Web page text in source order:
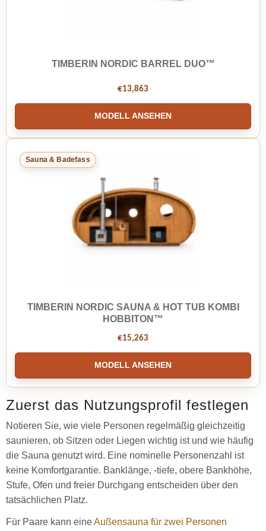
TIMBERIN NORDIC BARREL DUO™
€13,863
MODELL ANSEHEN
Sauna & Badefass
TIMBERIN NORDIC SAUNA & HOT TUB KOMBI
HOBBITON™
€15,263
MODELL ANSEHEN
Zuerst das Nutzungsprofil festlegen
Notieren Sie, wie viele Personen regelmäßig gleichzeitig
saunieren, ob Sitzen oder Liegen wichtig ist und wie häufig
die Sauna genutzt wird. Eine nominelle Personenzahl ist
keine Komfortgarantie. Banklänge, -tiefe, obere Bankhöhe,
Stufe, Ofen und freier Durchgang entscheiden über den
tatsächlichen Platz.
Für Paare kann eineAußensauna für zwei Personen